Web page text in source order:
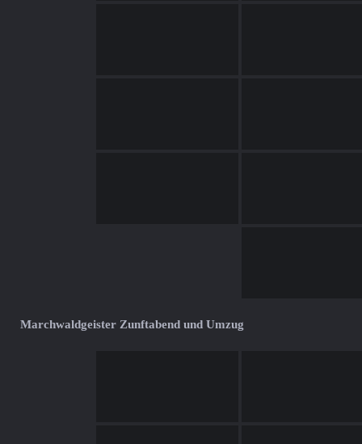
Marchwaldgeister Zunftabend und Umzug